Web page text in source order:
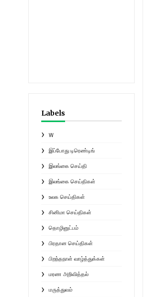
Labels
W
இப்போது டிரெண்டிங்
இலங்கை செய்தி
இலங்கை செய்திகள்
உலக செய்திகள்
சினிமா செய்திகள்
தொழினுட்பம்
பிரதான செய்திகள்
பிறந்தநாள் வாழ்த்துக்கள்
மரண அறிவித்தல்
மருத்துவம்